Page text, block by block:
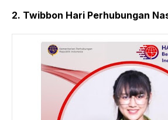
2. Twibbon Hari Perhubungan